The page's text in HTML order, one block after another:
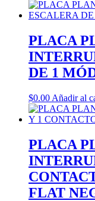
PLACA
DE 1
$0.00 Añadir al
PLACA
FLAT